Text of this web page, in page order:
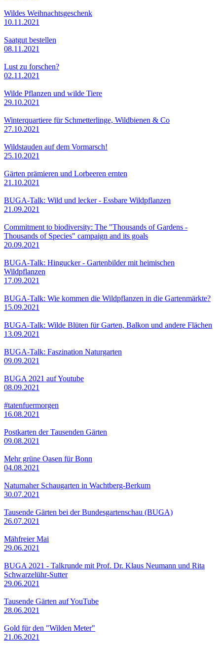
Wildes Weihnachtsgeschenk
10.11.2021
Saatgut bestellen
08.11.2021
Lust zu forschen?
02.11.2021
Wilde Pflanzen und wilde Tiere
29.10.2021
Winterquartiere für Schmetterlinge, Wildbienen & Co
27.10.2021
Wildstauden auf dem Vormarsch!
25.10.2021
Gärten prämieren und Lorbeeren ernten
21.10.2021
BUGA-Talk: Wild und lecker - Essbare Wildpflanzen
21.09.2021
Commitment to biodiversity: The "Thousands of Gardens -
Thousands of Species" campaign and its goals
20.09.2021
BUGA-Talk: Hingucker - Gartenbilder mit heimischen
Wildpflanzen
17.09.2021
BUGA-Talk: Wie kommen die Wildpflanzen in die Gartenmärkte?
15.09.2021
BUGA-Talk: Wilde Blüten für Garten, Balkon und andere Flächen
13.09.2021
BUGA-Talk: Faszination Naturgarten
09.09.2021
BUGA 2021 auf Youtube
08.09.2021
#tatenfuermorgen
16.08.2021
Postkarten der Tausenden Gärten
09.08.2021
Mehr grüne Oasen für Bonn
04.08.2021
Naturnaher Schaugarten in Wachtberg-Berkum
30.07.2021
Tausende Gärten bei der Bundesgartenschau (BUGA)
26.07.2021
Mähfreier Mai
29.06.2021
BUGA 2021 - Talkrunde mit Prof. Dr. Klaus Neumann und Rita
Schwarzelühr-Sutter
29.06.2021
Tausende Gärten auf YouTube
28.06.2021
Gold für den "Wilden Meter"
21.06.2021